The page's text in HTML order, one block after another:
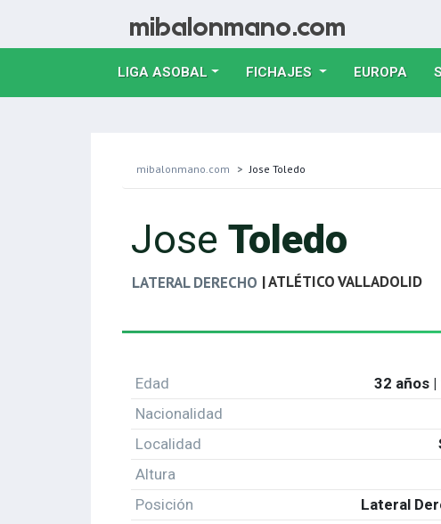
LIGA ASOBAL FICHAJES EUROPA
mibalonmano.com Jose Toledo
Jose Toledo
LATERAL DERECHO | ATLÉTICO VALLADOLID
Edad 32 años |
Nacionalidad
Localidad
Altura
Posición
Lateral